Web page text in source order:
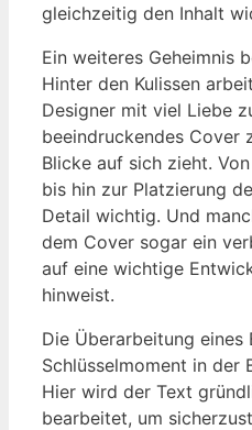
gleichzeitig den Inhalt
Ein weiteres Geheimnis
Hinter den Kulissen
Designer mit viel Liebe
beeindruckendes Cover
Blicke auf sich zieht.
bis hin zur Platzierung
Detail wichtig. Und
dem Cover sogar ein
auf eine wichtige
hinweist.
Die Überarbeitung
Schlüsselmoment in der
Hier wird der Text
bearbeitet, um